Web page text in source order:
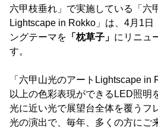
六甲枝垂れ」で実施している「六
Lightscape in Rokko」は、4月1日
ングテーマを 「枕草子」 にリニュ
す。
「六甲山光のアートLightscape in
以上の色彩表現ができるLED照明
光に近い光で展望台全体を覆うフ
光の演出で、毎年、多くの方にご